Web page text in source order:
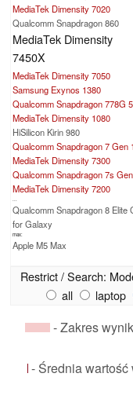
MediaTek Dimensity 7020
Qualcomm Snapdragon 860
MediaTek Dimensity
7450X
MediaTek Dimensity 7050
Samsung Exynos 1380
Qualcomm Snapdragon 778G
MediaTek Dimensity 1080
HiSilicon Kirin 980
Qualcomm Snapdragon 7 Gen 1
MediaTek Dimensity 7300
Qualcomm Snapdragon 7s
MediaTek Dimensity 7200
...
Qualcomm Snapdragon 8 Elite
for Galaxy
max:
Apple M5 Max
Restrict / Search:
all
laptop
- Zakres
- Średnia